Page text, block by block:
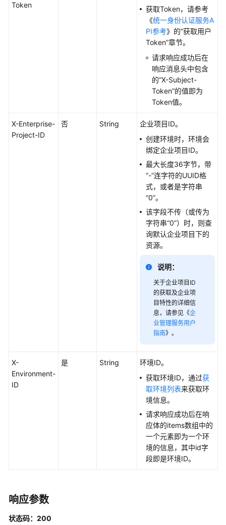
组
件
件
UpdateComponent
删
Token
获取Token，请参考
《统一身份认证服务A
PI参考》的“获取用户
Token”章节。
请求响应成功后在
响应消息头中包含
的“X-Subject-
Token”的值即为
Token值。
X-Enterprise-
Project-ID
否 String
企业项目ID。
创建环境时，环境会
绑定企业项目ID。
最大长度36字节，带
“-”连字符的UUID格
式，或者是字符串
“0”。
该字段不传（或传为
字符串“0”）时，则查
询默认企业项目下的
资源。
说明：
关于企业项目ID
的获取及企业项
目特性的详细信
息，请参见《企
业管理服务用户
指南》。
X-
Environment-
ID
是 String
环境ID。
获取环境ID，通过获
取环境列表来获取环
境信息。
请求响应成功后在响
应体的items数组中的
一个元素即为一个环
境的信息，其中id字
段即是环境ID。
响应参数
状态码：200